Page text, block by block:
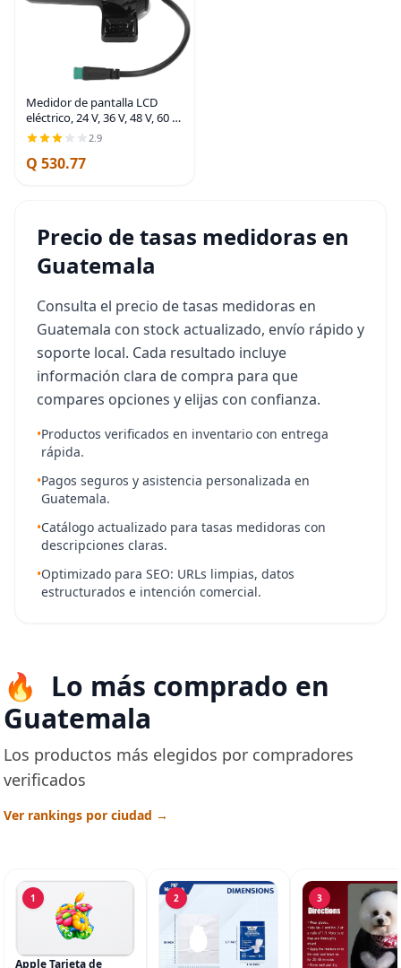
Medidor de pantalla LCD
eléctrico, 24 V, 36 V, 48 V, 60 V,
pantalla LCD para scooter
eléctrico, baja tasa de fallas,
computadora con
2.9
Q 530.77
Precio de tasas medidoras en
Guatemala
Consulta el precio de tasas medidoras en
Guatemala con stock actualizado, envío rápido y
soporte local. Cada resultado incluye
información clara de compra para que
compares opciones y elijas con confianza.
•Productos verificados en inventario con entrega
rápida.
•Pagos seguros y asistencia personalizada en
Guatemala.
•Catálogo actualizado para tasas medidoras con
descripciones claras.
•Optimizado para SEO: URLs limpias, datos
estructurados e intención comercial.
Lo más comprado en
Guatemala
Los productos más elegidos por compradores
verificados
Ver rankings por ciudad →
1
Apple Tarjeta de
2 3